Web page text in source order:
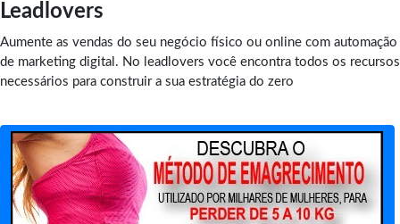
Leadlovers
Aumente as vendas do seu negócio físico ou online com automação
de marketing digital. No leadlovers você encontra todos os recursos
necessários para construir a sua estratégia do zero